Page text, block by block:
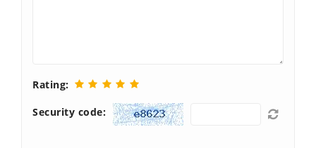
Rating:
Security code: